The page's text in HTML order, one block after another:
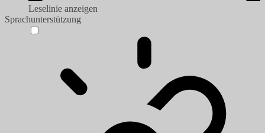
Leselinie anzeigen
Sprachunterstützung